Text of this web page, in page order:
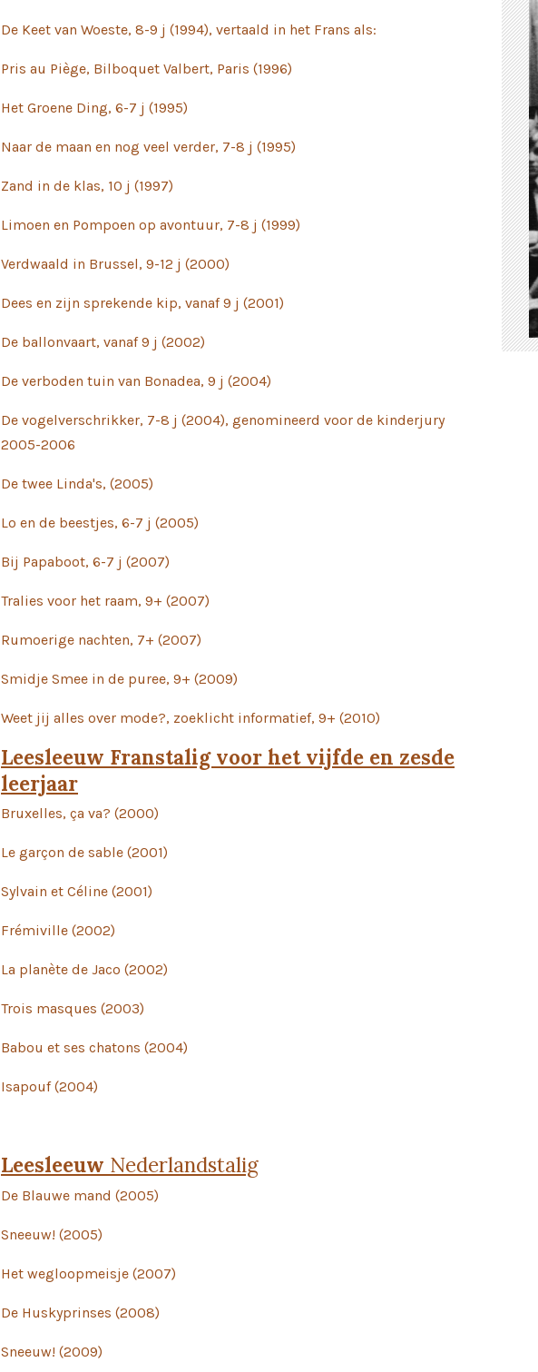
De Keet van Woeste, 8-9 j (1994), vertaald in het Frans als:
Pris au Piège, Bilboquet Valbert, Paris (1996)
Het Groene Ding, 6-7 j (1995)
Naar de maan en nog veel verder, 7-8 j (1995)
Zand in de klas, 10 j (1997)
Limoen en Pompoen op avontuur, 7-8 j (1999)
Verdwaald in Brussel, 9-12 j (2000)
Dees en zijn sprekende kip, vanaf 9 j (2001)
De ballonvaart, vanaf 9 j (2002)
De verboden tuin van Bonadea, 9 j (2004)
De vogelverschrikker, 7-8 j (2004), genomineerd voor de kinderjury
2005-2006
De twee Linda's, (2005)
Lo en de beestjes, 6-7 j (2005)
Bij Papaboot, 6-7 j (2007)
Tralies voor het raam, 9+ (2007)
Rumoerige nachten, 7+ (2007)
Smidje Smee in de puree, 9+ (2009)
Weet jij alles over mode?, zoeklicht informatief, 9+ (2010)
Leesleeuw Franstalig voor het vijfde en zesde
leerjaar
Bruxelles, ça va? (2000)
Le garçon de sable (2001)
Sylvain et Céline (2001)
Frémiville (2002)
La planète de Jaco (2002)
Trois masques (2003)
Babou et ses chatons (2004)
Isapouf (2004)
Leesleeuw Nederlandstalig
De Blauwe mand (2005)
Sneeuw! (2005)
Het wegloopmeisje (2007)
De Huskyprinses (2008)
Sneeuw! (2009)